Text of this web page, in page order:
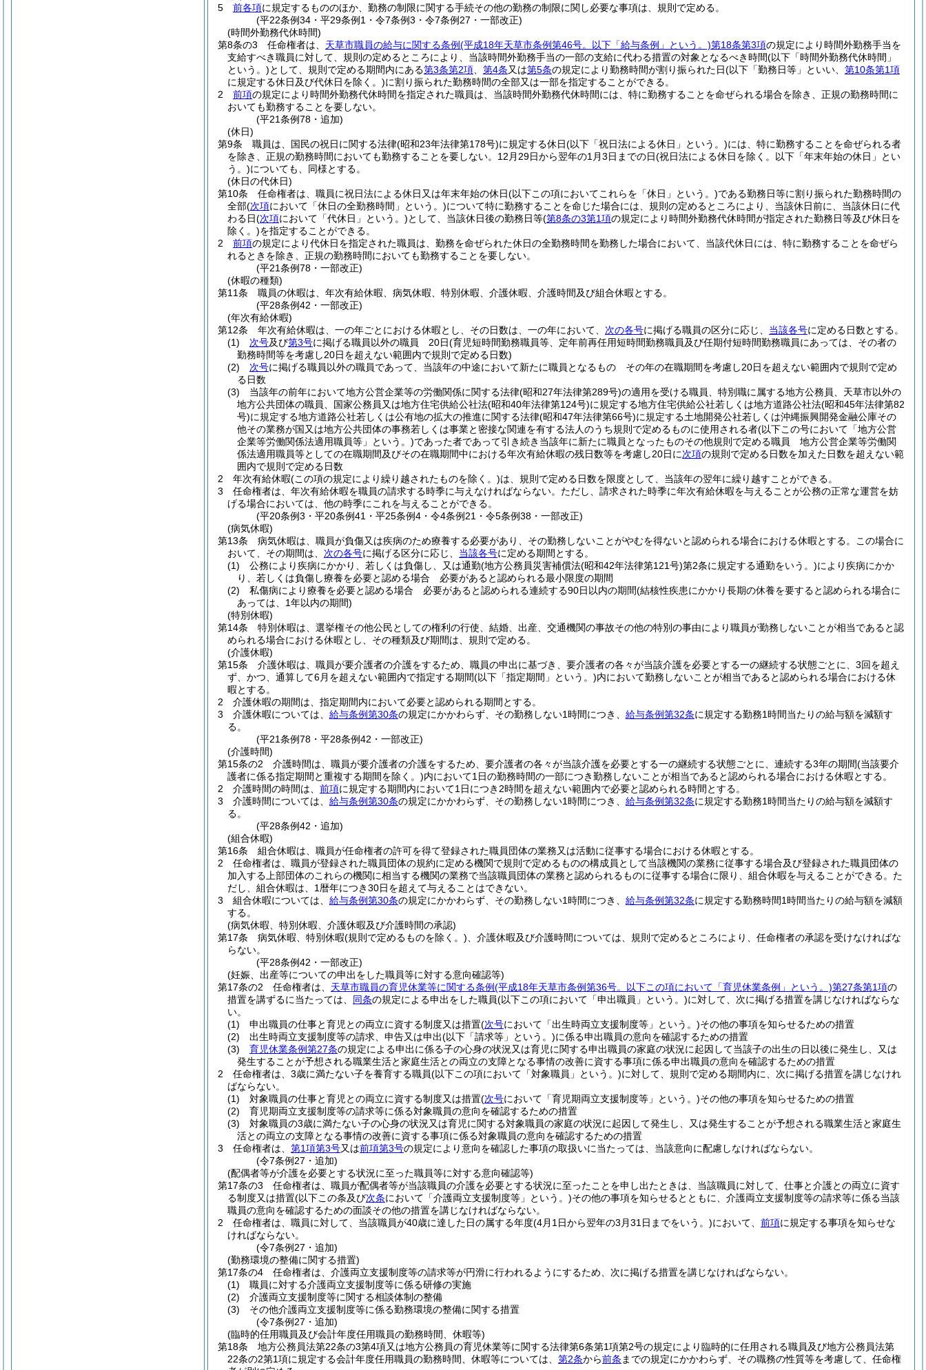
5
前各項に規定するもののほか、勤務の制限に関する手続その他の勤務の制限に関し必要な事項は、規則で定める。
(平22条例34・平29条例1・令7条例3・令7条例27・一部改正)
(時間外勤務代休時間)
第8条の3
任命権者は、 天草市職員の給与に関する条例(平成18年天草市条例第46号。以下「給与条例」という。)第18条第3項の規定により時間外勤務手当を
支給すべき職員に対して、規則の定めるところにより、当該時間外勤務手当の一部の支給に代わる措置の対象となるべき時間(以下「時間外勤務代休時間」
という。)として、規則で定める期間内にある第3条第2項 第4条又は第5条の規定により勤務時間が割り振られた日(以下「勤務日等」といい、 第10条第1項
に規定する休日及び代休日を除く。)に割り振られた勤務時間の全部又は一部を指定することができる。
2
前項の規定により時間外勤務代休時間を指定された職員は、当該時間外勤務代休時間には、特に勤務することを命ぜられる場合を除き、正規の勤務時間に
おいても勤務することを要しない。
(平21条例78・追加)
(休日)
第9条
職員は、国民の祝日に関する法律(昭和23年法律第178号)に規定する休日(以下「祝日法による休日」という。)には、特に勤務することを命ぜられる者
を除き、正規の勤務時間においても勤務することを要しない。 12月29日から翌年の1月3日までの日(祝日法による休日を除く。以下「年末年始の休日」とい
う。)についても、同様とする。
(休日の代休日)
第10条
任命権者は、職員に祝日法による休日又は年末年始の休日(以下この項においてこれらを「休日」という。)である勤務日等に割り振られた勤務時間の
全部(次項において「休日の全勤務時間」という。)について特に勤務することを命じた場合には、規則の定めるところにより、当該休日前に、当該休日に代
わる日(次項において「代休日」という。)として、当該休日後の勤務日等(第8条の3第1項の規定により時間外勤務代休時間が指定された勤務日等及び休日を
除く。)を指定することができる。
2
前項の規定により代休日を指定された職員は、勤務を命ぜられた休日の全勤務時間を勤務した場合において、当該代休日には、特に勤務することを命ぜら
れるときを除き、正規の勤務時間においても勤務することを要しない。
(平21条例78・一部改正)
(休暇の種類)
第11条
職員の休暇は、年次有給休暇、病気休暇、特別休暇、介護休暇、介護時間及び組合休暇とする。
(平28条例42・一部改正)
(年次有給休暇)
第12条
年次有給休暇は、一の年ごとにおける休暇とし、その日数は、一の年において、 次の各号に掲げる職員の区分に応じ、 当該各号に定める日数とする。
(1)
次号及び第3号に掲げる職員以外の職員 20日(育児短時間勤務職員等、定年前再任用短時間勤務職員及び任期付短時間勤務職員にあっては、その者の
勤務時間等を考慮し20日を超えない範囲内で規則で定める日数)
(2)
次号に掲げる職員以外の職員であって、当該年の中途において新たに職員となるもの その年の在職期間を考慮し20日を超えない範囲内で規則で定め
る日数
(3)
当該年の前年において地方公営企業等の労働関係に関する法律(昭和27年法律第289号)の適用を受ける職員、特別職に属する地方公務員、天草市以外の
地方公共団体の職員、国家公務員又は地方住宅供給公社法(昭和40年法律第124号)に規定する地方住宅供給公社若しくは地方道路公社法(昭和45年法律第82
号)に規定する地方道路公社若しくは公有地の拡大の推進に関する法律(昭和47年法律第66号)に規定する土地開発公社若しくは沖縄振興開発金融公庫その
他その業務が国又は地方公共団体の事務若しくは事業と密接な関連を有する法人のうち規則で定めるものに使用される者(以下この号において「地方公営
企業等労働関係法適用職員等」という。)であった者であって引き続き当該年に新たに職員となったものその他規則で定める職員 地方公営企業等労働関
係法適用職員等としての在職期間及びその在職期間中における年次有給休暇の残日数等を考慮し20日に次項の規則で定める日数を加えた日数を超えない範
囲内で規則で定める日数
2
年次有給休暇(この項の規定により繰り越されたものを除く。)は、規則で定める日数を限度として、当該年の翌年に繰り越すことができる。
3
任命権者は、年次有給休暇を職員の請求する時季に与えなければならない。 ただし、請求された時季に年次有給休暇を与えることが公務の正常な運営を妨
げる場合においては、他の時季にこれを与えることができる。
(平20条例3・平20条例41・平25条例4・令4条例21・令5条例38・一部改正)
(病気休暇)
第13条
病気休暇は、職員が負傷又は疾病のため療養する必要があり、その勤務しないことがやむを得ないと認められる場合における休暇とする。
この場合に
おいて、その期間は、 次の各号に掲げる区分に応じ、 当該各号に定める期間とする。
(1)
公務により疾病にかかり、若しくは負傷し、又は通勤(地方公務員災害補償法(昭和42年法律第121号)第2条に規定する通勤をいう。)により疾病にかか
り、若しくは負傷し療養を必要と認める場合 必要があると認められる最小限度の期間
(2)
私傷病により療養を必要と認める場合 必要があると認められる連続する90日以内の期間(結核性疾患にかかり長期の休養を要すると認められる場合に
あっては、1年以内の期間)
(特別休暇)
第14条
特別休暇は、選挙権その他公民としての権利の行使、結婚、出産、交通機関の事故その他の特別の事由により職員が勤務しないことが相当であると認
められる場合における休暇とし、その種類及び期間は、規則で定める。
(介護休暇)
第15条
介護休暇は、職員が要介護者の介護をするため、職員の申出に基づき、要介護者の各々が当該介護を必要とする一の継続する状態ごとに、3回を超え
ず、かつ、通算して6月を超えない範囲内で指定する期間(以下「指定期間」という。)内において勤務しないことが相当であると認められる場合における休
暇とする。
2
介護休暇の期間は、指定期間内において必要と認められる期間とする。
3
介護休暇については、 給与条例第30条の規定にかかわらず、その勤務しない1時間につき、 給与条例第32条に規定する勤務1時間当たりの給与額を減額す
る。
(平21条例78・平28条例42・一部改正)
(介護時間)
第15条の2
介護時間は、職員が要介護者の介護をするため、要介護者の各々が当該介護を必要とする一の継続する状態ごとに、連続する3年の期間(当該要介
護者に係る指定期間と重複する期間を除く。)内において1日の勤務時間の一部につき勤務しないことが相当であると認められる場合における休暇とする。
2
介護時間の時間は、 前項に規定する期間内において1日につき2時間を超えない範囲内で必要と認められる時間とする。
3
介護時間については、 給与条例第30条の規定にかかわらず、その勤務しない1時間につき、 給与条例第32条に規定する勤務1時間当たりの給与額を減額す
る。
(平28条例42・追加)
(組合休暇)
第16条
組合休暇は、職員が任命権者の許可を得て登録された職員団体の業務又は活動に従事する場合における休暇とする。
2
任命権者は、職員が登録された職員団体の規約に定める機関で規則で定めるものの構成員として当該機関の業務に従事する場合及び登録された職員団体の
加入する上部団体のこれらの機関に相当する機関の業務で当該職員団体の業務と認められるものに従事する場合に限り、組合休暇を与えることができる。 た
だし、組合休暇は、1暦年につき30日を超えて与えることはできない。
3
組合休暇については、 給与条例第30条の規定にかかわらず、その勤務しない1時間につき、 給与条例第32条に規定する勤務時間1時間当たりの給与額を減額
する。
(病気休暇、特別休暇、介護休暇及び介護時間の承認)
第17条
病気休暇、特別休暇(規則で定めるものを除く。) 、介護休暇及び介護時間については、規則で定めるところにより、任命権者の承認を受けなければな
らない。
(平28条例42・一部改正)
(妊娠、出産等についての申出をした職員等に対する意向確認等)
第17条の2
任命権者は、 天草市職員の育児休業等に関する条例(平成18年天草市条例第36号。以下この項において「育児休業条例」という。)第27条第1項の
措置を講ずるに当たっては、 同条の規定による申出をした職員(以下この項において「申出職員」という。)に対して、次に掲げる措置を講じなければならな
い。
(1)
申出職員の仕事と育児との両立に資する制度又は措置(次号において「出生時両立支援制度等」という。)その他の事項を知らせるための措置
(2)
出生時両立支援制度等の請求、申告又は申出(以下「請求等」という。)に係る申出職員の意向を確認するための措置
(3)
育児休業条例第27条の規定による申出に係る子の心身の状況又は育児に関する申出職員の家庭の状況に起因して当該子の出生の日以後に発生し、又は
発生することが予想される職業生活と家庭生活との両立の支障となる事情の改善に資する事項に係る申出職員の意向を確認するための措置
2
任命権者は、3歳に満たない子を養育する職員(以下この項において「対象職員」という。)に対して、規則で定める期間内に、次に掲げる措置を講じなけれ
ばならない。
(1)
対象職員の仕事と育児との両立に資する制度又は措置(次号において「育児期両立支援制度等」という。)その他の事項を知らせるための措置
(2)
育児期両立支援制度等の請求等に係る対象職員の意向を確認するための措置
(3)
対象職員の3歳に満たない子の心身の状況又は育児に関する対象職員の家庭の状況に起因して発生し、又は発生することが予想される職業生活と家庭生
活との両立の支障となる事情の改善に資する事項に係る対象職員の意向を確認するための措置
3
任命権者は、 第1項第3号又は前項第3号の規定により意向を確認した事項の取扱いに当たっては、当該意向に配慮しなければならない。
(令7条例27・追加)
(配偶者等が介護を必要とする状況に至った職員等に対する意向確認等)
第17条の3
任命権者は、職員が配偶者等が当該職員の介護を必要とする状況に至ったことを申し出たときは、当該職員に対して、仕事と介護との両立に資す
る制度又は措置(以下この条及び次条において「介護両立支援制度等」という。)その他の事項を知らせるとともに、介護両立支援制度等の請求等に係る当該
職員の意向を確認するための面談その他の措置を講じなければならない。
2
任命権者は、職員に対して、当該職員が40歳に達した日の属する年度(4月1日から翌年の3月31日までをいう。)において、 前項に規定する事項を知らせな
ければならない。
(令7条例27・追加)
(勤務環境の整備に関する措置)
第17条の4
任命権者は、介護両立支援制度等の請求等が円滑に行われるようにするため、次に掲げる措置を講じなければならない。
(1)
職員に対する介護両立支援制度等に係る研修の実施
(2)
介護両立支援制度等に関する相談体制の整備
(3)
その他介護両立支援制度等に係る勤務環境の整備に関する措置
(令7条例27・追加)
(臨時的任用職員及び会計年度任用職員の勤務時間、休暇等)
第18条
地方公務員法第22条の3第4項又は地方公務員の育児休業等に関する法律第6条第1項第2号の規定により臨時的に任用される職員及び地方公務員法第
22条の2第1項に規定する会計年度任用職員の勤務時間、休暇等については、 第2条から前条 までの規定にかかわらず、その職務の性質等を考慮して、任命権